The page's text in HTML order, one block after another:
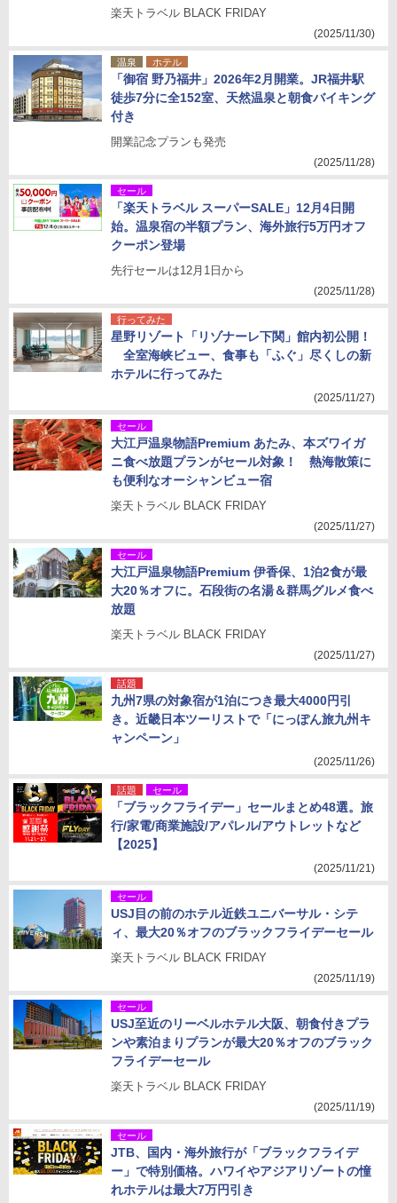
楽天トラベル BLACK FRIDAY
(2025/11/30)
温泉 ホテル
「御宿 野乃福井」2026年2月開業。JR福井駅
徒歩7分に全152室、天然温泉と朝食バイキング
付き
開業記念プランも発売
(2025/11/28)
セール
「楽天トラベル スーパーSALE」12月4日開
始。温泉宿の半額プラン、海外旅行5万円オフ
クーポン登場
先行セールは12月1日から
(2025/11/28)
行ってみた
星野リゾート「リゾナーレ下関」館内初公開！
全室海峡ビュー、食事も「ふぐ」尽くしの新
ホテルに行ってみた
(2025/11/27)
セール
大江戸温泉物語Premium あたみ、本ズワイガ
ニ食べ放題プランがセール対象！ 熱海散策に
も便利なオーシャンビュー宿
楽天トラベル BLACK FRIDAY
(2025/11/27)
セール
大江戸温泉物語Premium 伊香保、1泊2食が最
大20％オフに。石段街の名湯＆群馬グルメ食べ
放題
楽天トラベル BLACK FRIDAY
(2025/11/27)
話題
九州7県の対象宿が1泊につき最大4000円引
き。近畿日本ツーリストで「にっぽん旅九州キ
ャンペーン」
(2025/11/26)
話題 セール
「ブラックフライデー」セールまとめ48選。旅
行/家電/商業施設/アパレル/アウトレットなど
【2025】
(2025/11/21)
セール
USJ目の前のホテル近鉄ユニバーサル・シテ
ィ、最大20％オフのブラックフライデーセール
楽天トラベル BLACK FRIDAY
(2025/11/19)
セール
USJ至近のリーベルホテル大阪、朝食付きプラ
ンや素泊まりプランが最大20％オフのブラック
フライデーセール
楽天トラベル BLACK FRIDAY
(2025/11/19)
セール
JTB、国内・海外旅行が「ブラックフライデ
ー」で特別価格。ハワイやアジアリゾートの憧
れホテルは最大7万円引き